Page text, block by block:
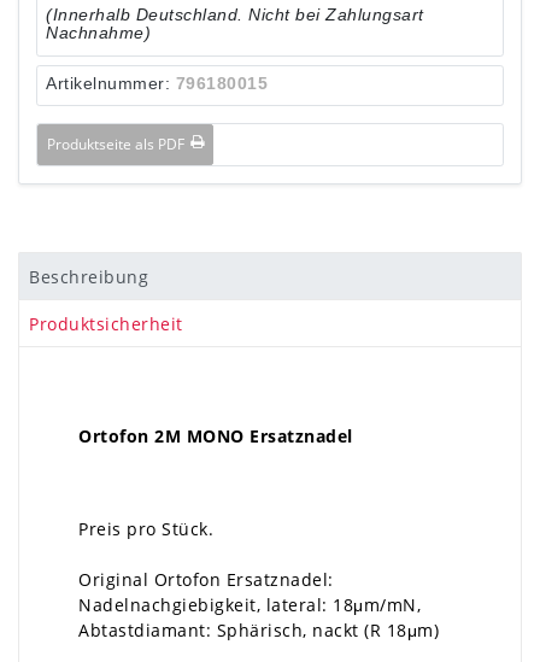
(Innerhalb Deutschland. Nicht bei Zahlungsart
Nachnahme)
Artikelnummer: 796180015
Produktseite als PDF
Beschreibung
Produktsicherheit
Ortofon 2M MONO Ersatznadel
Preis pro Stück.
Original Ortofon Ersatznadel:
Nadelnachgiebigkeit, lateral: 18μm/mN,
Abtastdiamant: Sphärisch, nackt (R 18μm)